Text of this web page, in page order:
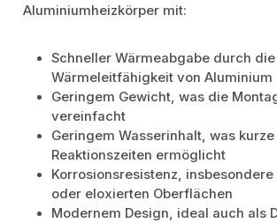
Aluminiumheizkörper mit:
Schneller Wärmeabgabe durch
Wärmeleitfähigkeit von Aluminium
Geringem Gewicht, was die
vereinfacht
Geringem Wasserinhalt, was kurze
Reaktionszeiten ermöglicht
Korrosionsresistenz,
oder eloxierten Oberflächen
Modernem Design, ideal auch als